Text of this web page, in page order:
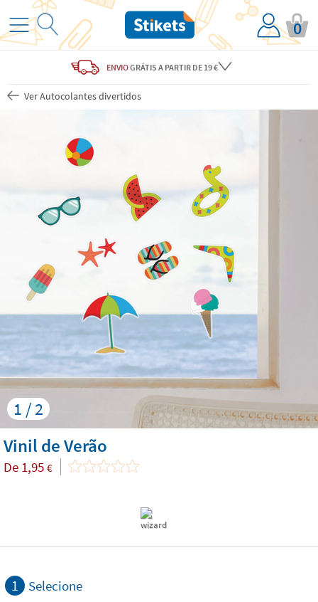
0
ENVIOGRÁTIS A PARTIR DE 19 €
Ver Autocolantes divertidos
1 / 2
Vinil de Verão
De 1,95 €
1 Selecione